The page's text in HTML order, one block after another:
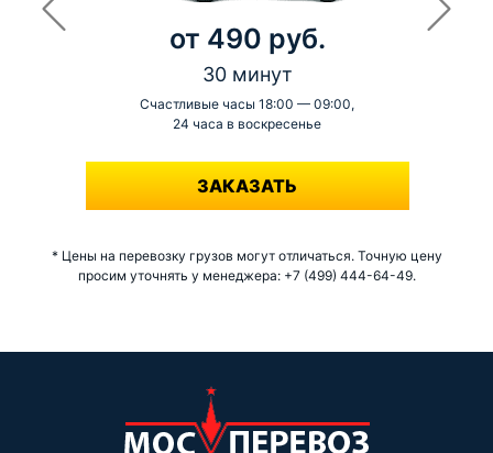
от 490 руб.
30 минут
Счастливые часы 18:00 — 09:00,
24 часа в воскресенье
-
ЗАКАЗАТЬ
* Цены на перевозку грузов могут отличаться. Точную цену
просим уточнять у менеджера: +7 (499) 444-64-49.